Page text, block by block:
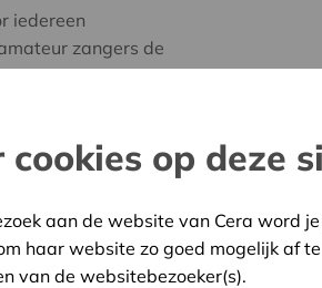
iedereen
zangers de
orkest en solisten te
Goedgekeurd
cookies op deze
aan de website van Cera word
haar website zo goed mogelijk af
van de websitebezoeker(s).